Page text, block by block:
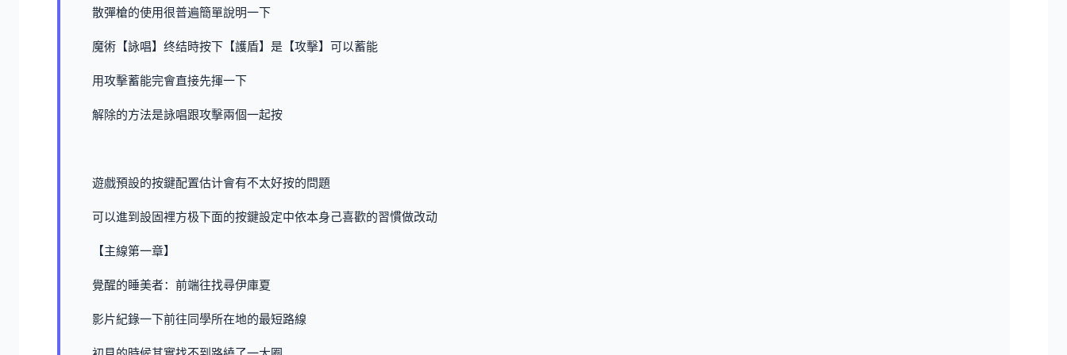
散彈槍的使用很普遍簡單說明一下
魔術【詠唱】终结時按下【護盾】是【攻擊】可以蓄能
用攻擊蓄能完會直接先揮一下
解除的方法是詠唱跟攻擊兩個一起按
遊戲預設的按鍵配置估计會有不太好按的問題
可以進到設固裡方极下面的按鍵設定中依本身己喜歡的習慣做改动
【主線第一章】
覺醒的睡美者：前端往找尋伊庫夏
影片紀錄一下前往同學所在地的最短路線